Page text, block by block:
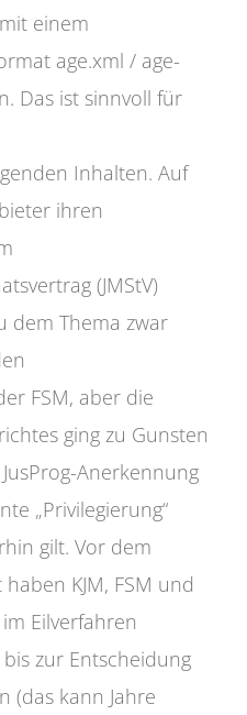
einem
age.xml / age-
Das ist sinnvoll für
Inhalten. Auf
ihren
(JMStV)
dem Thema zwar
FSM, aber die
ging zu Gunsten
Anerkennung
„Privilegierung“
gilt. Vor dem
KJM, FSM und
Eilverfahren
zur Entscheidung
(das kann Jahre